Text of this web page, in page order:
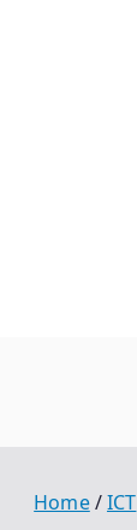
Home ICT